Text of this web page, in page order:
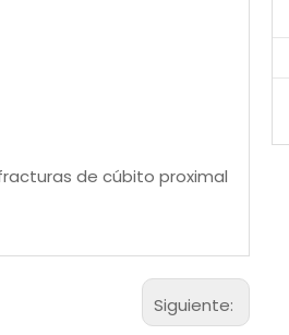
de cúbito proximal
Siguiente: